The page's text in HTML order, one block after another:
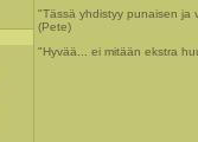
"Tässä yhdistyy punaisen ja
(Pete)
"Hyvää... ei mitään ekstra